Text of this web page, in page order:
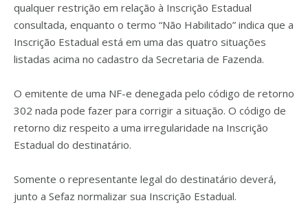
qualquer restrição em relação à Inscrição Estadual
consultada, enquanto o termo “Não Habilitado” indica que a
Inscrição Estadual está em uma das quatro situações
listadas acima no cadastro da Secretaria de Fazenda.
O emitente de uma NF-e denegada pelo código de retorno
302 nada pode fazer para corrigir a situação. O código de
retorno diz respeito a uma irregularidade na Inscrição
Estadual do destinatário.
Somente o representante legal do destinatário deverá,
junto a Sefaz normalizar sua Inscrição Estadual.